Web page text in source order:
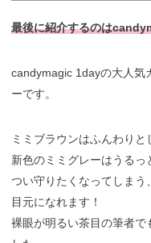
最後に紹介するのは
candymagic 1dayの大人気
ーです。
ミミブラウンはふんわりと
新色のミミグレーはうるっ
つい守りたくなってしま
目元になれます！
裸眼が明るい茶目の筆者で